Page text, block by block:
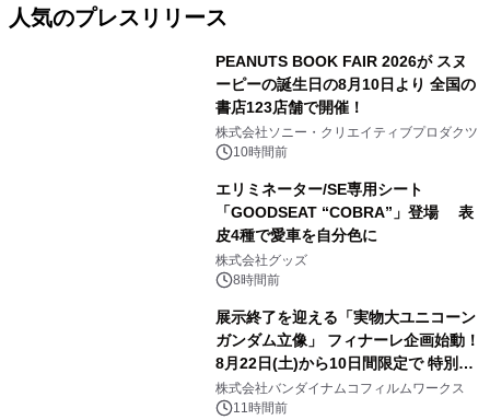
人気のプレスリリース
PEANUTS BOOK FAIR 2026が スヌ
ーピーの誕生日の8月10日より 全国の
書店123店舗で開催！
株式会社ソニー・クリエイティブプロダクツ
10時間前
エリミネーター/SE専用シート
「GOODSEAT “COBRA”」登場 表
皮4種で愛車を自分色に
株式会社グッズ
8時間前
展示終了を迎える「実物大ユニコーン
ガンダム立像」 フィナーレ企画始動！
8月22日(土)から10日間限定で 特別映
像『UNICORN GUNDAM Statue ―
BEYOND POSSIBILITY ―』を上映！
株式会社バンダイナムコフィルムワークス
11時間前